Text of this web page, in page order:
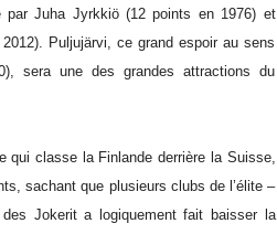
Juha Jyrkkiö (12 points en 1976) et
Puljujärvi, ce grand espoir au sens
sera une des grandes attractions du
qui classe la Finlande derrière la Suisse,
sachant que plusieurs clubs de l’élite –
Jokerit a logiquement fait baisser la